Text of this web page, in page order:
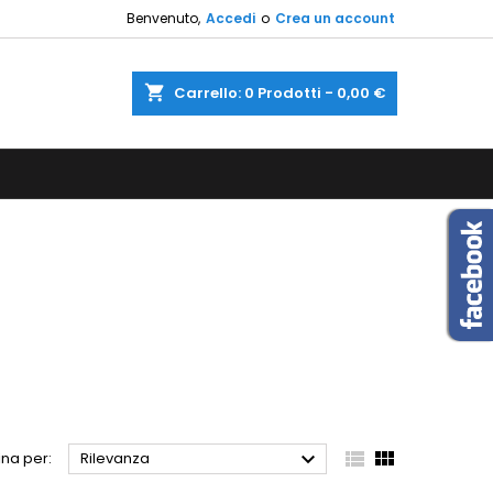
Benvenuto, Accedi o Crea un account
shopping_cart Carrello: 0 Prodotti - 0,00 €
per: Rilevanza   